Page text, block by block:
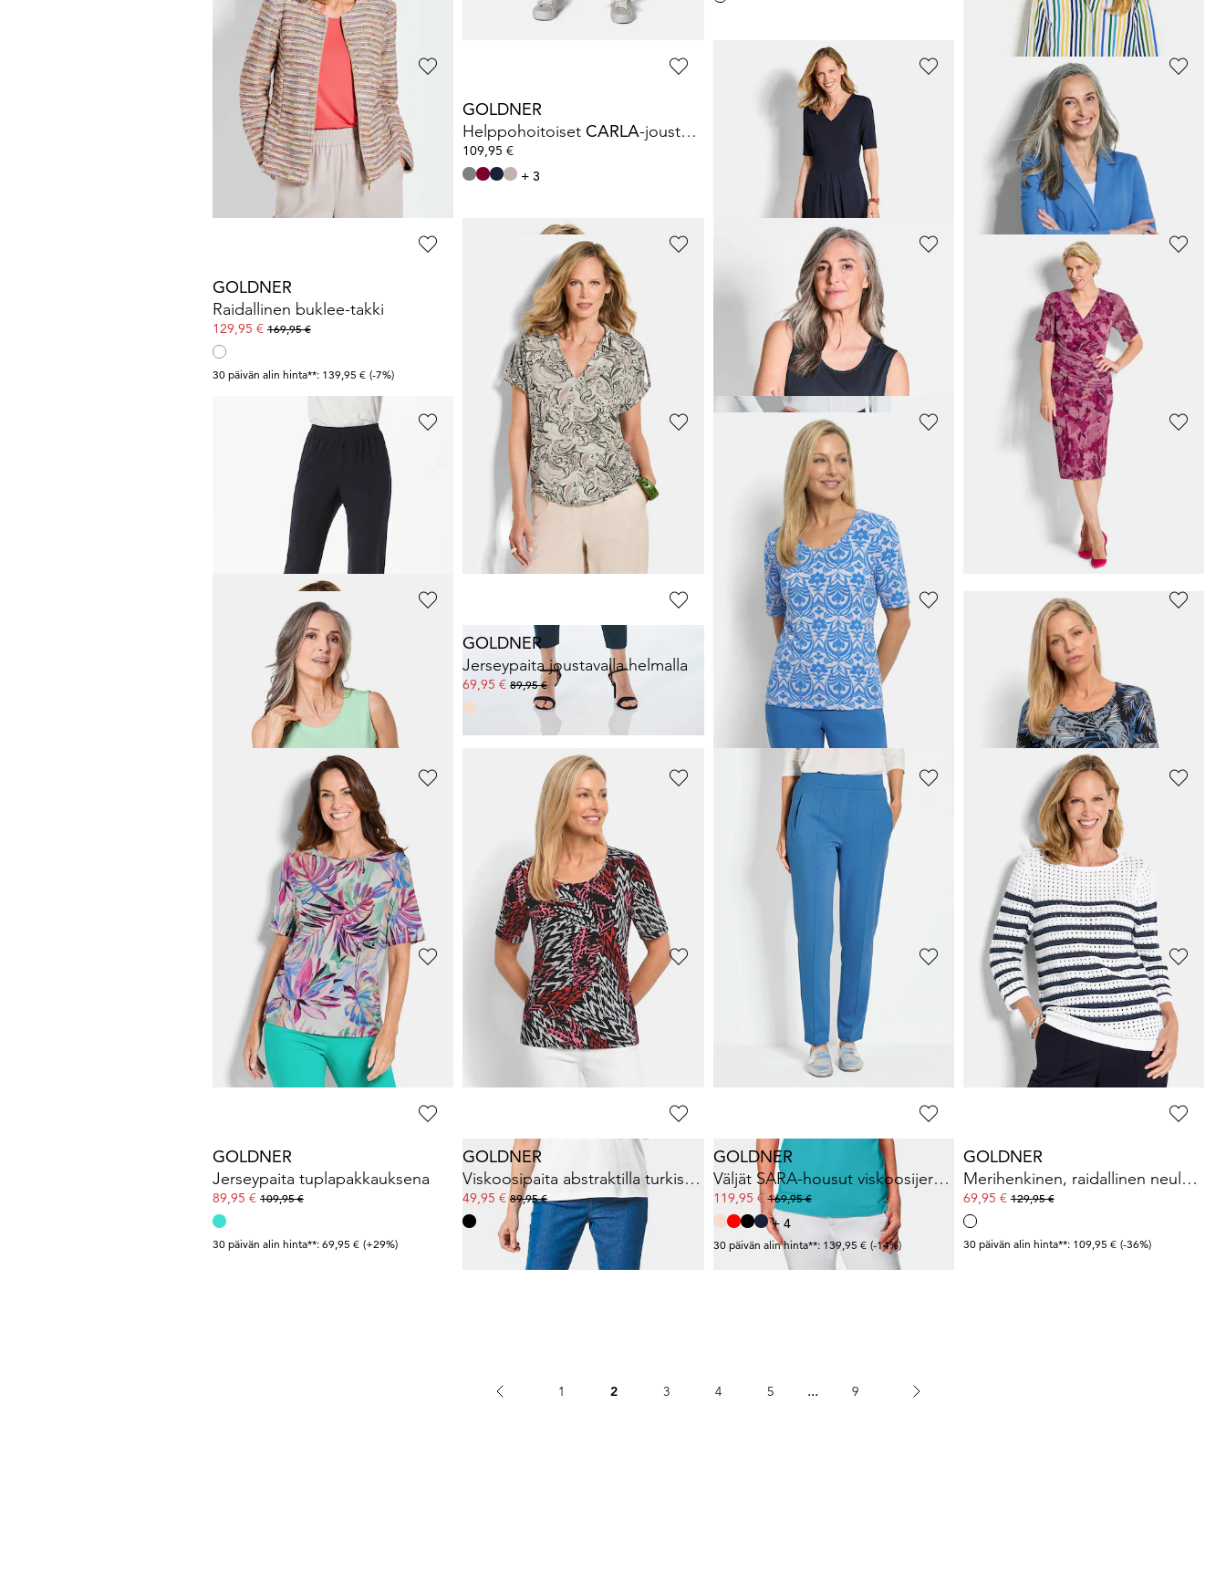
30 päivän alin hinta**: 59,95 € (-16%)
GOLDNER
Jersey-bleiseri kauluskäänteillä
119,95 €139,95 €
GOLDNER
HelppohoitoisetCARLA-joustovyötäröhousut
109,95 €
+ 3
Jerseymekko V-pääntiellä
139,95 €
30 päivän alin hinta**: 139,95 € (-14%)
GOLDNER
49,95 €
+ 5
GOLDNER
Raidallinen buklee-takki
129,95 € 169,95 €
30 päivän alin hinta**: 139,95 € (-7%)
GOLDNER
129,95 €
Perustoppi tuplapakkauksena
59,95 €
30 päivän alin hinta**: 59,95 € (-16%)
GOLDNER
59,95 €
+ 4
GOLDNER
VajaamittaisetLOUISA-bengaliinihousut
119,95 €
+ 11
GOLDNER
-merkkiset superstretch-bengaliinihousut
119,95 €
30 päivän alin hinta**: 109,95 € (-18%)
Jersey-bleiseri kauluskäänteillä
GOLDNER
Lyhyt neulejakku nauhalangasta
109,95 €
GOLDNER
Jerseypaita joustavalla helmalla
69,95 €89,95 €
GOLDNER
LOUISA-merkkiset superstretch-bengaliinihousut
119,95 €
30 päivän alin hinta**: 109,95 € (-18%)
GOLDNER
209,95 €
30 päivän alin hinta**: 189,95 € (-26%)
GOLDNER
139,95 €
+ 1
GOLDNER
54,95 €
+ 5
GOLDNER
89,95 €
GOLDNER
HelppohoitoisetCARLA
89,95 €129,95 €
+ 5
30 päivän alin hinta**: 109,95 € (-18%)
GOLDNER
34,95 €54,95 €
GOLDNER
Neulospaita
GOLDNER
Viskoosipaita palmupainatuksella
49,95 € 89,95 €
GOLDNER
Jerseypaita tuplapakkauksena
89,95 € 109,95 €
30 päivän alin hinta**: 69,95 € (+29%)
GOLDNER
Viskoosipaita abstraktilla turkislookilla
49,95 €89,95 €
GOLDNER
Väljät SARA-housut viskoosijerseystä
119,95 €169,95 €
+ 4
30 päivän alin hinta**: 139,95 € (-14%)
GOLDNER
Merihenkinen, raidallinen neule reikäneulosta
69,95 €129,95 €
30 päivän alin hinta**: 109,95 € (-36%)
1 2 3 4 5 ... 9